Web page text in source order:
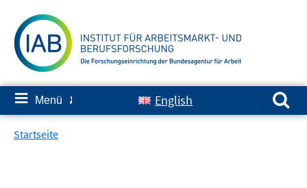
zum
Inhalt
≡ Menü ✘ English
Suchen nach:
Startseite